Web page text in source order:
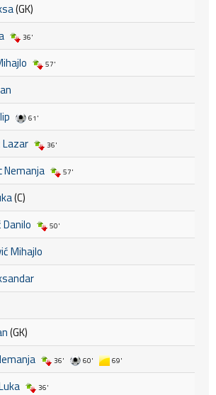
(GK)
36'
57'
61'
Lazar 36'
Nemanja 57'
(C)
50'
Mihajlo
(GK)
36' 60' 69'
36'